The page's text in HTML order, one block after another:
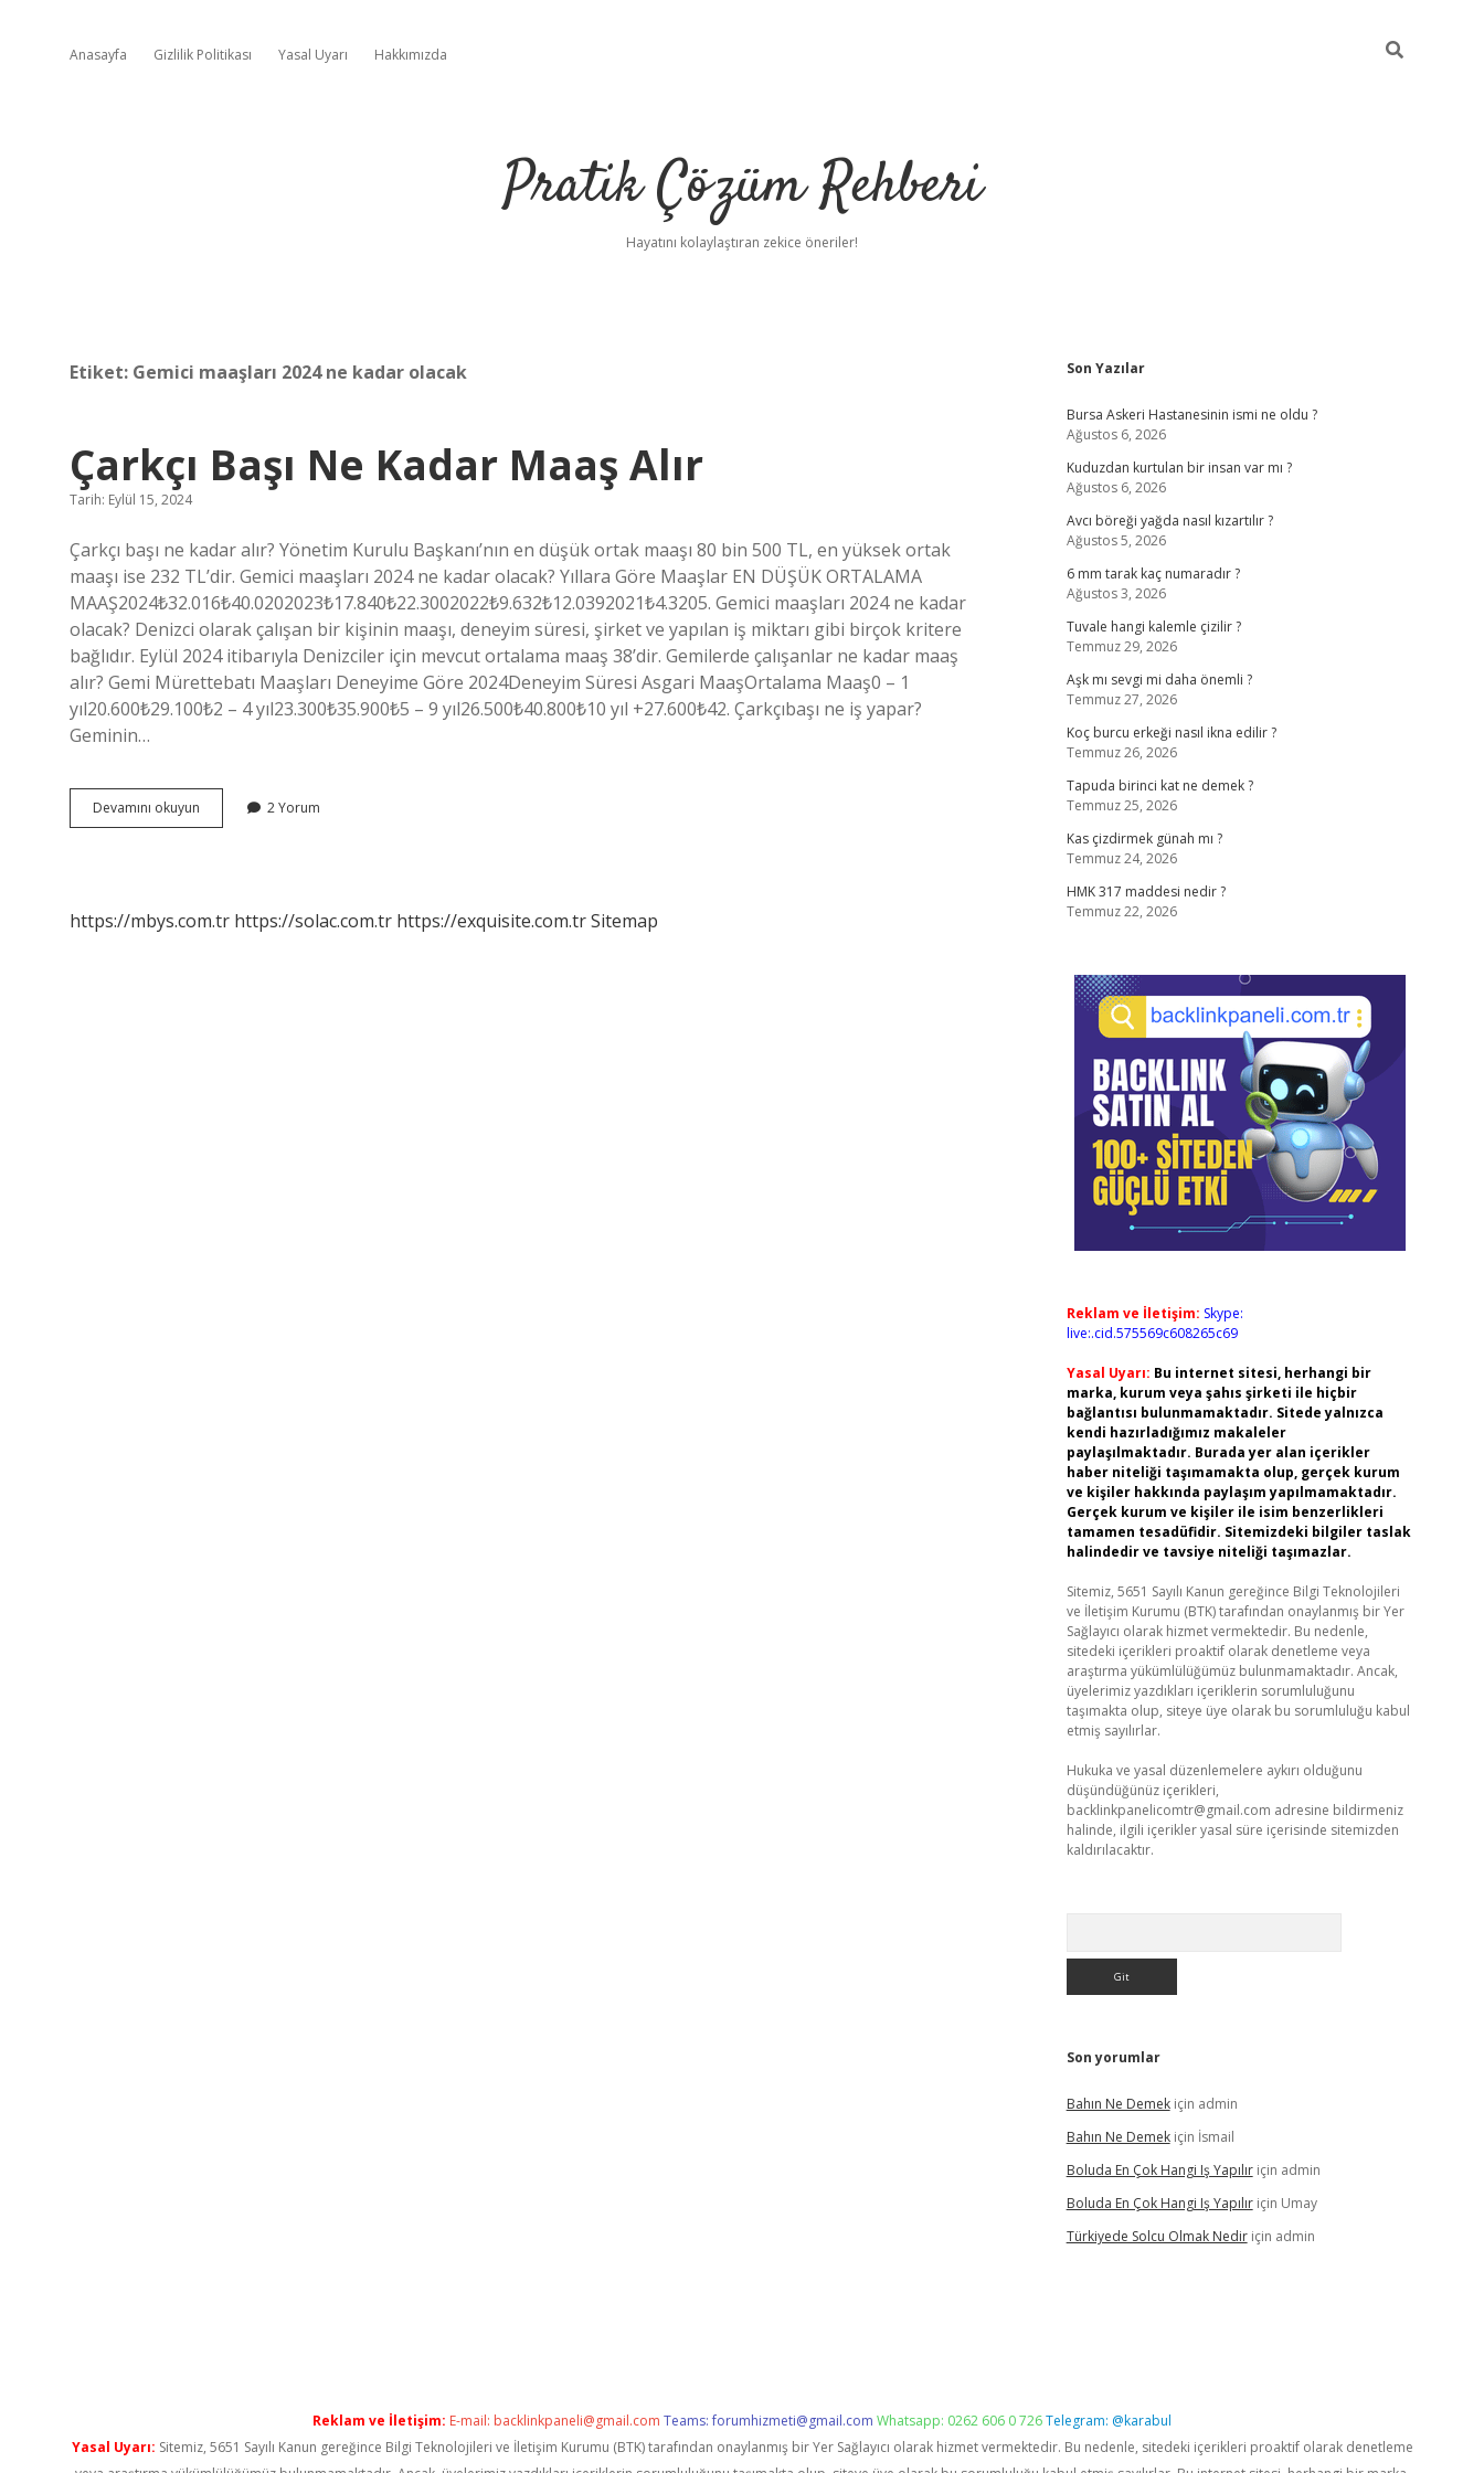
Anasayfa Gizlilik Politikası Yasal Uyarı Hakkımızda
Pratik Çözüm Rehberi
Hayatını kolaylaştıran zekice öneriler!
Etiket: Gemici maaşları 2024 ne kadar olacak
Çarkçı Başı Ne Kadar Maaş Alır
Tarih: Eylül 15, 2024
Çarkçı başı ne kadar alır? Yönetim Kurulu Başkanı’nın en düşük ortak maaşı 80 bin 500 TL, en yüksek ortak
maaşı ise 232 TL’dir. Gemici maaşları 2024 ne kadar olacak? Yıllara Göre Maaşlar EN DÜŞÜK ORTALAMA
MAAŞ2024₺32.016₺40.0202023₺17.840₺22.3002022₺9.632₺12.0392021₺4.3205. Gemici maaşları 2024 ne kadar
olacak? Denizci olarak çalışan bir kişinin maaşı, deneyim süresi, şirket ve yapılan iş miktarı gibi birçok kritere
bağlıdır. Eylül 2024 itibarıyla Denizciler için mevcut ortalama maaş 38’dir. Gemilerde çalışanlar ne kadar maaş
alır? Gemi Mürettebatı Maaşları Deneyime Göre 2024Deneyim Süresi Asgari MaaşOrtalama Maaş0 – 1
yıl20.600₺29.100₺2 – 4 yıl23.300₺35.900₺5 – 9 yıl26.500₺40.800₺10 yıl +27.600₺42. Çarkçıbaşı ne iş yapar?
Geminin…
Devamını okuyun
Başı
2 Yorum
https://mbys.com.tr https://solac.com.tr https://exquisite.com.trSitemap
Sidebar
Son Yazılar
Bursa Askeri Hastanesinin ismi ne oldu ?
Ağustos 6, 2026
Kuduzdan kurtulan bir insan var mı ?
Ağustos 6, 2026
Avcı böreği yağda nasıl kızartılır ?
Ağustos 5, 2026
6 mm tarak kaç numaradır ?
Ağustos 3, 2026
Tuvale hangi kalemle çizilir ?
Temmuz 29, 2026
Aşk mı sevgi mi daha önemli ?
Temmuz 27, 2026
Koç burcu erkeği nasıl ikna edilir ?
Temmuz 26, 2026
Tapuda birinci kat ne demek ?
Temmuz 25, 2026
Kas çizdirmek günah mı ?
Temmuz 24, 2026
HMK 317 maddesi nedir ?
Temmuz 22, 2026
Reklam ve İletişim: Skype:
live:.cid.575569c608265c69
Yasal Uyarı: Bu internet sitesi, herhangi bir
marka, kurum veya şahıs şirketi ile hiçbir
bağlantısı bulunmamaktadır. Sitede yalnızca
kendi hazırladığımız makaleler
paylaşılmaktadır. Burada yer alan içerikler
haber niteliği taşımamakta olup, gerçek kurum
ve kişiler hakkında paylaşım yapılmamaktadır.
Gerçek kurum ve kişiler ile isim benzerlikleri
tamamen tesadüfidir. Sitemizdeki bilgiler taslak
halindedir ve tavsiye niteliği taşımazlar.
Sitemiz, 5651 Sayılı Kanun gereğince Bilgi Teknolojileri
ve İletişim Kurumu (BTK) tarafından onaylanmış bir Yer
Sağlayıcı olarak hizmet vermektedir. Bu nedenle,
sitedeki içerikleri proaktif olarak denetleme veya
araştırma yükümlülüğümüz bulunmamaktadır. Ancak,
üyelerimiz yazdıkları içeriklerin sorumluluğunu
taşımakta olup, siteye üye olarak bu sorumluluğu kabul
etmiş sayılırlar.
Hukuka ve yasal düzenlemelere aykırı olduğunu
düşündüğünüz içerikleri,
backlinkpanelicomtr@gmail.com adresine bildirmeniz
halinde, ilgili içerikler yasal süre içerisinde sitemizden
kaldırılacaktır.
Son yorumlar
Bahın Ne Demekiçin admin
Bahın Ne Demekiçin İsmail
Boluda En Çok Hangi Iş Yapılıriçin admin
Boluda En Çok Hangi Iş Yapılıriçin Umay
Türkiyede Solcu Olmak Nediriçin admin
Reklam ve İletişim: E-mail: backlinkpaneli@gmail.com Teams:forumhizmeti@gmail.com Whatsapp: 0262 606 0 726Telegram: @karabul
Yasal Uyarı: Sitemiz, 5651 Sayılı Kanun gereğince Bilgi Teknolojileri ve İletişim Kurumu (BTK) tarafından onaylanmış bir Yer Sağlayıcı olarak hizmet vermektedir. Bu nedenle, sitedeki içerikleri proaktif olarak denetleme